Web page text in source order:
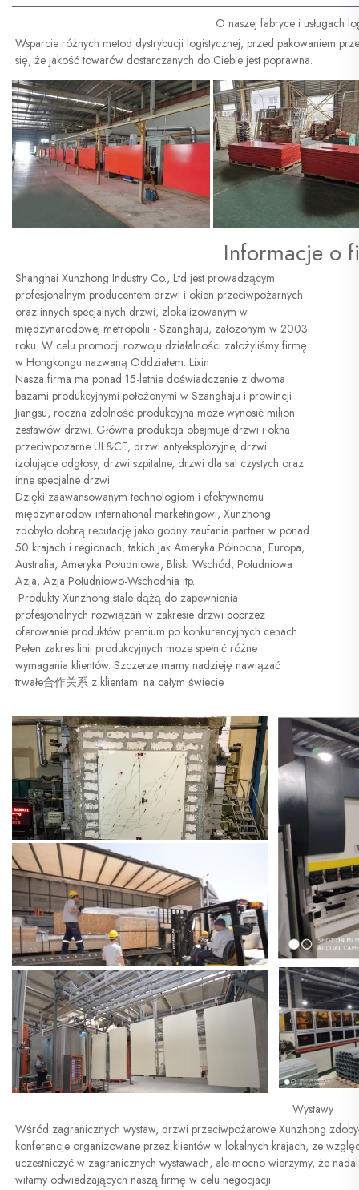
O naszej fabryce i usługach
Wsparcie różnych metod dystrybucji logistycznej, przed pakowaniem
się, że jakość towarów dostarczanych do Ciebie jest poprawna.
Informacje o
Shanghai Xunzhong Industry Co., Ltd jest prowadzącym
profesjonalnym producentem drzwi i okien przeciwpożarnych
oraz innych specjalnych drzwi, zlokalizowanym w
międzynarodowej metropolii - Szanghaju, założonym w 2003
roku. W celu promocji rozwoju działalności założyliśmy firmę
w Hongkongu nazwaną Oddziałem: Lixin
Nasza firma ma ponad 15-letnie doświadczenie z dwoma
bazami produkcyjnymi położonymi w Szanghaju i prowincji
Jiangsu, roczna zdolność produkcyjna może wynosić milion
zestawów drzwi. Główna produkcja obejmuje drzwi i okna
przeciwpożarne UL&CE, drzwi antyeksplozyjne, drzwi
izolujące odgłosy, drzwi szpitalne, drzwi dla sal czystych oraz
inne specjalne drzwi
Dzięki zaawansowanym technologiom i efektywnemu
międzynarodow international marketingowi, Xunzhong
zdobyło dobrą reputację jako godny zaufania partner w ponad
50 krajach i regionach, takich jak Ameryka Północna, Europa,
Australia, Ameryka Południowa, Bliski Wschód, Południowa
Azja, Azja Południowo-Wschodnia itp.
profesjonalnych rozwiązań w zakresie drzwi poprzez
oferowanie produktów premium po konkurencyjnych cenach.
Pełen zakres linii produkcyjnych może spełnić różne
wymagania klientów. Szczerze mamy nadzieję nawiązać
trwałe合作关系 z klientami na całym świecie.
Wystawy
Wśród zagranicznych wystaw, drzwi przeciwpożarowe Xunzhong
konferencje organizowane przez klientów w lokalnych krajach, ze
uczestniczyć w zagranicznych wystawach, ale mocno wierzymy, że
witamy odwiedzających naszą firmę w celu negocjacji.